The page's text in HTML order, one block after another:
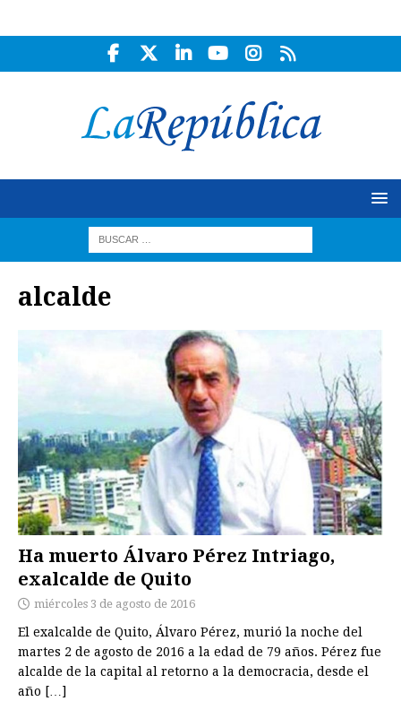
alcalde
Ha muerto Álvaro Pérez Intriago,
exalcalde de Quito
miércoles 3 de agosto de 2016
El exalcalde de Quito, Álvaro Pérez, murió la noche del
martes 2 de agosto de 2016 a la edad de 79 años. Pérez fue
alcalde de la capital al retorno a la democracia, desde el
año […]